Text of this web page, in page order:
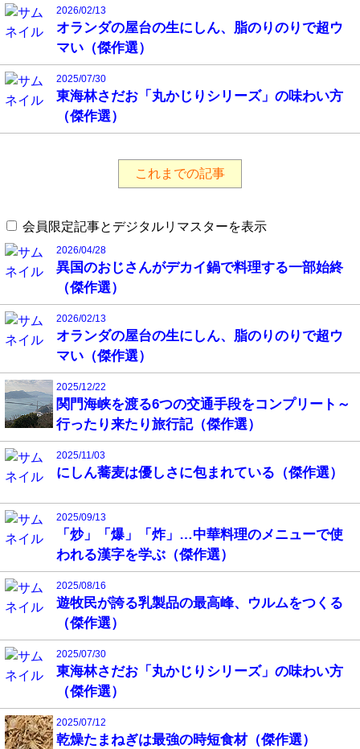
2026/02/13
オランダの屋台の生にしん、脂のりのりで超ウ
マい（傑作選）
2025/07/30
東海林さだお「丸かじりシリーズ」の味わい方
（傑作選）
これまでの記事
会員限定記事とデジタルリマスターを表示
2026/04/28
異国のおじさんがデカイ鍋で料理する一部始終
（傑作選）
2026/02/13
オランダの屋台の生にしん、脂のりのりで超ウ
マい（傑作選）
2025/12/22
関門海峡を渡る6つの交通手段をコンプリート～
行ったり来たり旅行記（傑作選）
2025/11/03
にしん蕎麦は優しさに包まれている（傑作選）
2025/09/13
「炒」「爆」「炸」…中華料理のメニューで使
われる漢字を学ぶ（傑作選）
2025/08/16
遊牧民が誇る乳製品の最高峰、ウルムをつくる
（傑作選）
2025/07/30
東海林さだお「丸かじりシリーズ」の味わい方
（傑作選）
2025/07/12
乾燥たまねぎは最強の時短食材（傑作選）